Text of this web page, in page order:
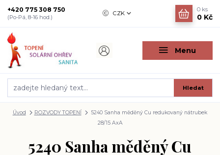
Menu
CZK
Hledat
+420 775 308 750
(Po-Pá, 8-16 hod.)
0 ks
0 Kč
Úvod ROZVODY TOPENÍ
5240 Sanha měděný Cu redukovaný nátrubek
28/15 AxA
5240 Sanha měděný Cu